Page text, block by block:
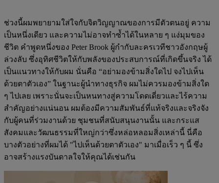
ช่วงนี้ผมพยายามใส่ใจกับจิตวิญญาณของการมีตัวตนอยู่ ความ
เป็นหนึ่งเดียว และความไม่อาจทำซ้ำได้ในหลาย ๆ แง่มุมของ
ชีวิต คำพูดหนึ่งของ Peter Brook ผู้กำกับละครเวทีชาวอังกฤษผู้
ล่วงลับ ซึ่งอุทิศชีวิตให้กับพลังของประสบการณ์ที่เกิดขึ้นจริง ได้
เป็นแนวทางให้กับผม นั่นคือ “อย่ามองข้ามสิ่งใดไป จงไปเห็น
ด้วยตาตัวเอง” ในฐานะผู้นำทางธุรกิจ ผมไม่ควรมองข้ามสิ่งใด
ๆ ไปเลย เพราะนั่นจะเป็นหนทางสู่ความโดดเดี่ยวและไร้ความ
สำคัญอย่างแน่นอน ผมต้องมีความสัมพันธ์ที่แท้จริงและจริงจัง
กับผู้คนที่ร่วมงานด้วย ชุมชนที่สนับสนุนงานนั้น และกระแส
สังคมและวัฒนธรรมที่ใหญ่กว่าซึ่งหล่อหลอมสิ่งเหล่านี้ นี่คือ
บางตัวอย่างที่ผมได้ "ไปเห็นด้วยตาตัวเอง" มาเมื่อเร็ว ๆ นี้ ซึ่ง
อาจสร้างแรงบันดาลใจให้คุณได้เช่นกัน